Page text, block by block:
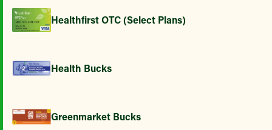
Healthfirst OTC (Select Plans)
Health Bucks
Greenmarket Bucks